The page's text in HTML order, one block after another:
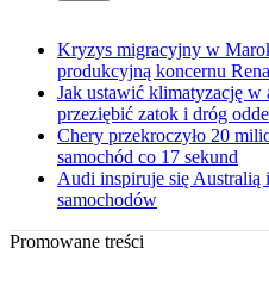
Kryzys migracyjny w
produkcyjną koncernu
Jak ustawić klimatyzację w
przeziębić zatok i dróg
Chery przekroczyło 20
samochód co 17 sekund
Audi inspiruje się Australią
samochodów
Promowane treści